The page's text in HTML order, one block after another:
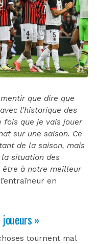
que dire que
l’historique des
fois que je vais jouer
sur une saison. Ce
de la saison, mais
la situation des
être à notre meilleur
en
»
tournent mal